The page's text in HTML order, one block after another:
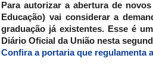
Para autorizar a abertura de
Educação) vai considerar a
graduação já existentes. Esse é
Diário Oficial da União nesta
Confira a portaria que regulamenta